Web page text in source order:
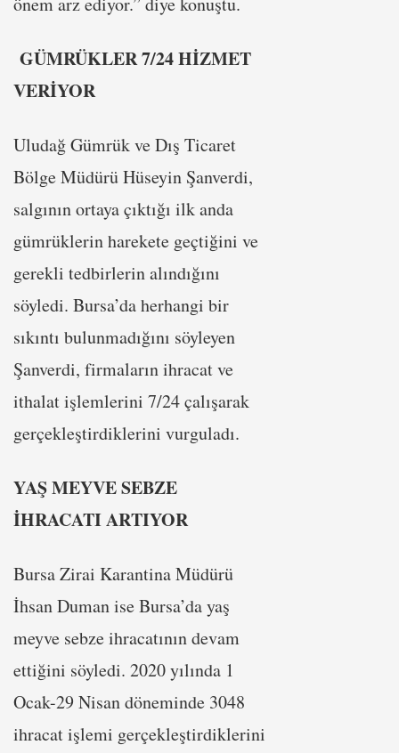
GÜMRÜKLER 7/24 HİZMET
VERİYOR
Uludağ Gümrük ve Dış Ticaret
Bölge Müdürü Hüseyin Şanverdi,
salgının ortaya çıktığı ilk anda
gümrüklerin harekete geçtiğini ve
gerekli tedbirlerin alındığını
söyledi. Bursa’da herhangi bir
sıkıntı bulunmadığını söyleyen
Şanverdi, firmaların ihracat ve
ithalat işlemlerini 7/24 çalışarak
gerçekleştirdiklerini vurguladı.
YAŞ MEYVE SEBZE
İHRACATI ARTIYOR
Bursa Zirai Karantina Müdürü
İhsan Duman ise Bursa’da yaş
meyve sebze ihracatının devam
ettiğini söyledi. 2020 yılında 1
Ocak-29 Nisan döneminde 3048
ihracat işlemi gerçekleştirdiklerini